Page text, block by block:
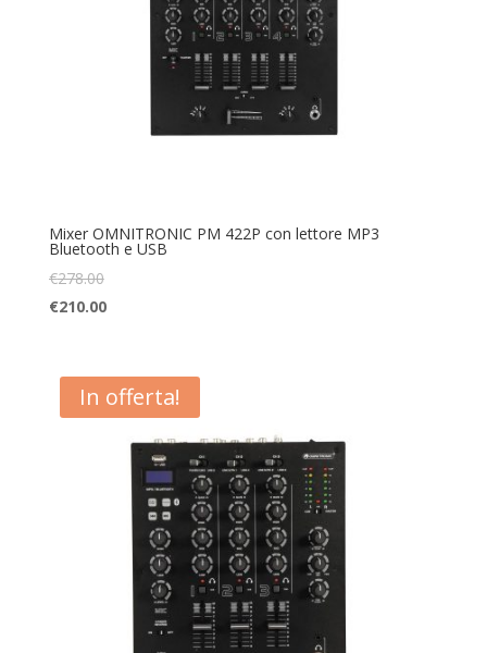
Mixer OMNITRONIC PM 422P con lettore MP3
Bluetooth e USB
€278.00
€210.00
In offerta!